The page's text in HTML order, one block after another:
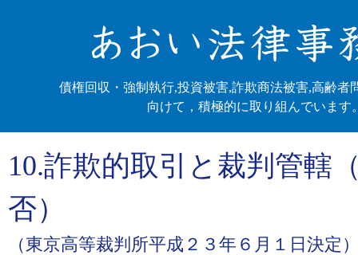
債権回収・強制執行,投資被害,詐欺商法被害,高齢者
向けて，積極的に取り組んでいます
10.詐欺的取引と裁判管轄
否）
（東京高等裁判所平成２３年６月１日決定